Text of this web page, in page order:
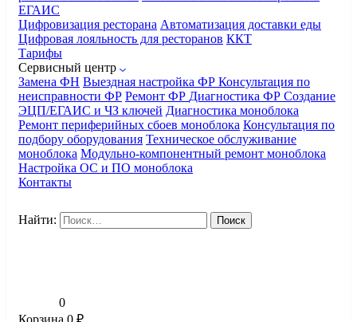
ЕГАИС
Цифровизация ресторана Автоматизация доставки еды
Цифровая лояльность для ресторанов ККТ
Тарифы
Сервисный центр
Замена ФН Выездная настройка ФР Консультация по
неисправности ФР Ремонт ФР Диагностика ФР Создание
ЭЦП/ЕГАИС и ЧЗ ключей Диагностика моноблока
Ремонт периферийных сбоев моноблока Консультация по
подбору оборудования Техническое обслуживание
моноблока Модульно-компонентный ремонт моноблока
Настройка ОС и ПО моноблока
Контакты
Найти:
0
Корзина 0 ₽